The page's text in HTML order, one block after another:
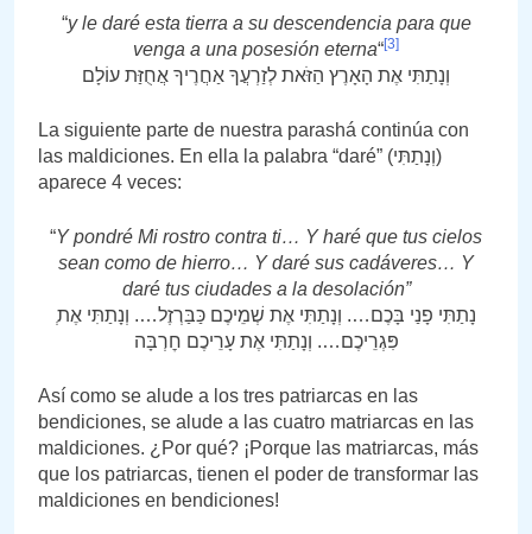
“y le daré esta tierra a su descendencia para que
venga a una posesión eterna“[3]
וְנָתַתִּי אֶת הָאָרֶץ הַזֹּאת לְזַרְעֲךָ אַחֲרֶיךָ אֲחֻזַּת עוֹלָם
La siguiente parte de nuestra parashá continúa con
las maldiciones. En ella la palabra “daré” (וְנָתַתִּי)
aparece 4 veces:
“Y pondré Mi rostro contra ti… Y haré que tus cielos
sean como de hierro… Y daré sus cadáveres… Y
daré tus ciudades a la desolación”
פִּגְרֵיכֶם…. וְנָתַתִּי אֶת עָרֵיכֶם חׇרְבָּה
Así como se alude a los tres patriarcas en las
bendiciones, se alude a las cuatro matriarcas en las
maldiciones. ¿Por qué? ¡Porque las matriarcas, más
que los patriarcas, tienen el poder de transformar las
maldiciones en bendiciones!